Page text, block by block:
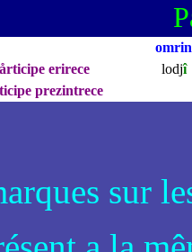
omrin
erirece
lodjî
prezintrece
sur